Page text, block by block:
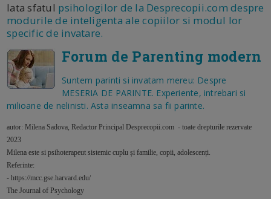
Iata sfatul psihologilor de la Desprecopii.com despre
modurile de inteligenta ale copiilor si modul lor
specific de invatare.
Forum de Parenting modern
Suntem parinti si invatam mereu: Despre
MESERIA DE PARINTE. Experiente, intrebari si
milioane de nelinisti. Asta inseamna sa fii parinte.
autor: Milena Sadova, Redactor Principal Desprecopii.com - toate drepturile rezervate
2023
Milena este si psihoterapeut sistemic cuplu și familie, copii, adolescenți.
Referinte:
- https://mcc.gse.harvard.edu/
The Journal of Psychology